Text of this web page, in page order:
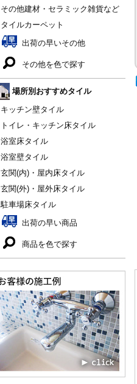
その他建材・セラミック雑貨など
タイルカーペット
出荷の早いその他
その他を色で探す
場所別おすすめタイル
キッチン壁タイル
トイレ・キッチン床タイル
浴室床タイル
浴室壁タイル
玄関(内)・屋内床タイル
玄関(外)・屋外床タイル
駐車場床タイル
出荷の早い商品
商品を色で探す